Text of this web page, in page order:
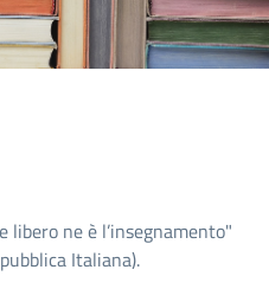
libero ne è l’insegnamento"
Italiana).